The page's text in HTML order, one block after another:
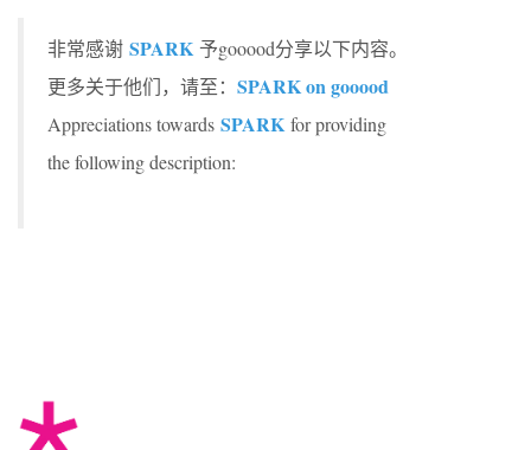
非常感谢 SPARK 予gooood分享以下内容。
更多关于他们，请至： SPARK on gooood
Appreciations towards SPARK for providing
the following description: